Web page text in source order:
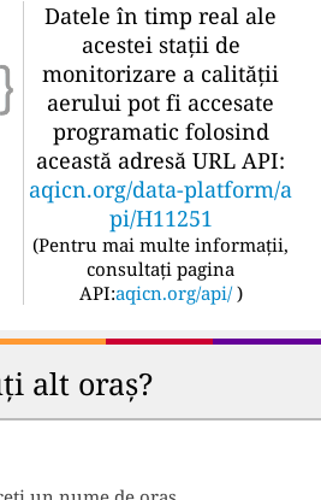
Datele în timp real ale
acestei stații de
monitorizare a calității
aerului pot fi accesate
programatic folosind
această adresă URL API:
aqicn.org/data-platform/a
pi/H11251
(Pentru mai multe informații,
consultați pagina
API:aqicn.org/api/ )
alt oraș?